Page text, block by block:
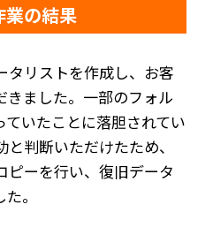
業の結果
タリストを作成し、お客
きました。一部のフォル
いたことに落胆されてい
判断いただけたため、
ピーを行い、復旧データ
。